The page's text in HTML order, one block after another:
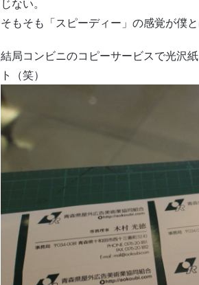
じない。
そもそも「スピーディー」の感覚が僕と
結局コンビニのコピーサービスで光沢
ト（笑）